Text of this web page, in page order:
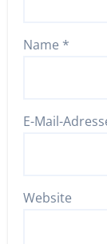
Name *
E-Mail-
Website